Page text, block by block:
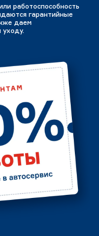
работоспособность
гарантийные
даем